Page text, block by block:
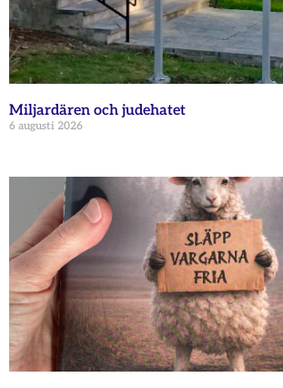
Miljardären och judehatet
6 augusti 2026